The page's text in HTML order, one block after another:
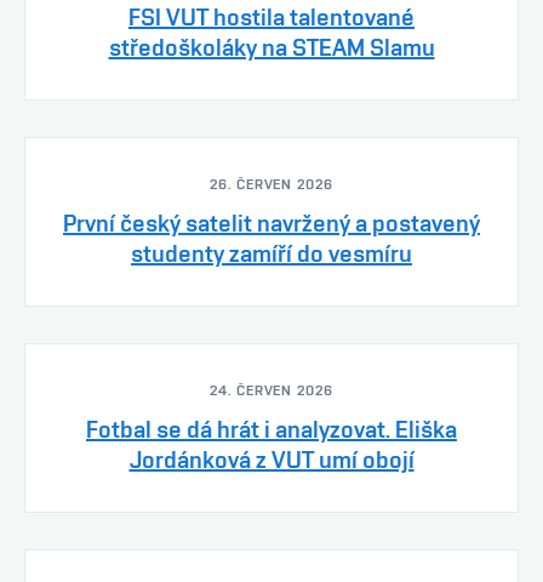
FSI VUT hostila talentované
středoškoláky na STEAM Slamu
26. ČERVEN 2026
První český satelit navržený a postavený
studenty zamíří do vesmíru
24. ČERVEN 2026
Fotbal se dá hrát i analyzovat. Eliška
Jordánková z VUT umí obojí